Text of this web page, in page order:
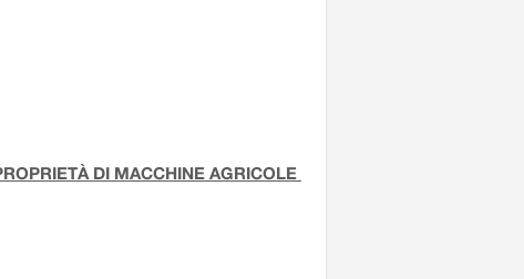
DI MACCHINE AGRICOLE